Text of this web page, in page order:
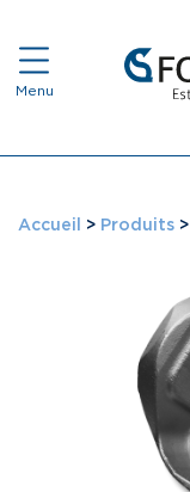
Accueil > Produits >